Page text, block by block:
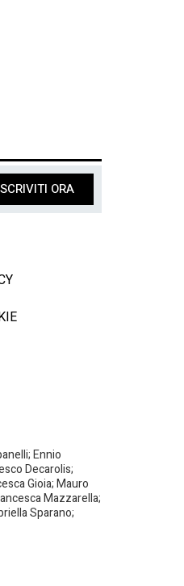
ORA
Ennio
Decarolis;
Gioia; Mauro
Mazzarella;
Sparano;